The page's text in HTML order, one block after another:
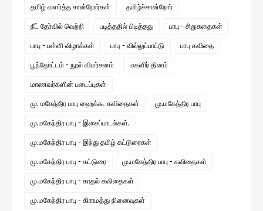
தமிழ் வளர்த்த சான்றோர்கள் தமிழ்ச்சான்றோர்
நீட் தேர்வில் வெற்றி படித்ததில் பிடித்தது பாபு - சிறுகதைகள்
பாபு - பள்ளி விழாக்கள் பாபு - வில்லுப்பாட்டு பாபு கவிதை
பூந்தோட்டம் - நூல் விமர்சனம் மகளிர் தினம்
மாணவர்களின் படைப்புகள்
மு. மகேந்திர பாபு ஹைக்கூ கவிதைகள் மு.மகேந்திர பாபு
மு.மகேந்திர பாபு - இசைப்பாடல்கள்.
மு.மகேந்திர பாபு - இந்து தமிழ் கட்டுரைகள்
மு.மகேந்திர பாபு - கட்டுரை மு.மகேந்திர பாபு - கவிதைகள்
மு.மகேந்திர பாபு - காதல் கவிதைகள்
மு.மகேந்திர பாபு - கிராமத்து நினைவுகள்